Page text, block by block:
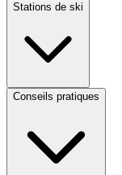
Stations de ski
Conseils pratiques